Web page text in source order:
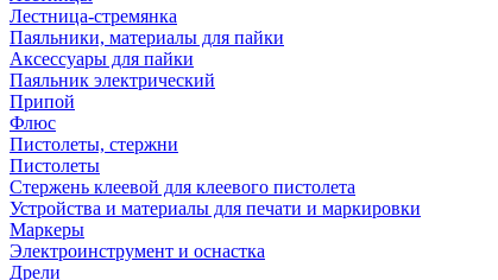
Лестница-стремянка
Паяльники, материалы для пайки
Аксессуары для пайки
Паяльник электрический
Припой
Флюс
Пистолеты, стержни
Пистолеты
Стержень клеевой для клеевого пистолета
Устройства и материалы для печати и маркировки
Маркеры
Электроинструмент и оснастка
Дрели